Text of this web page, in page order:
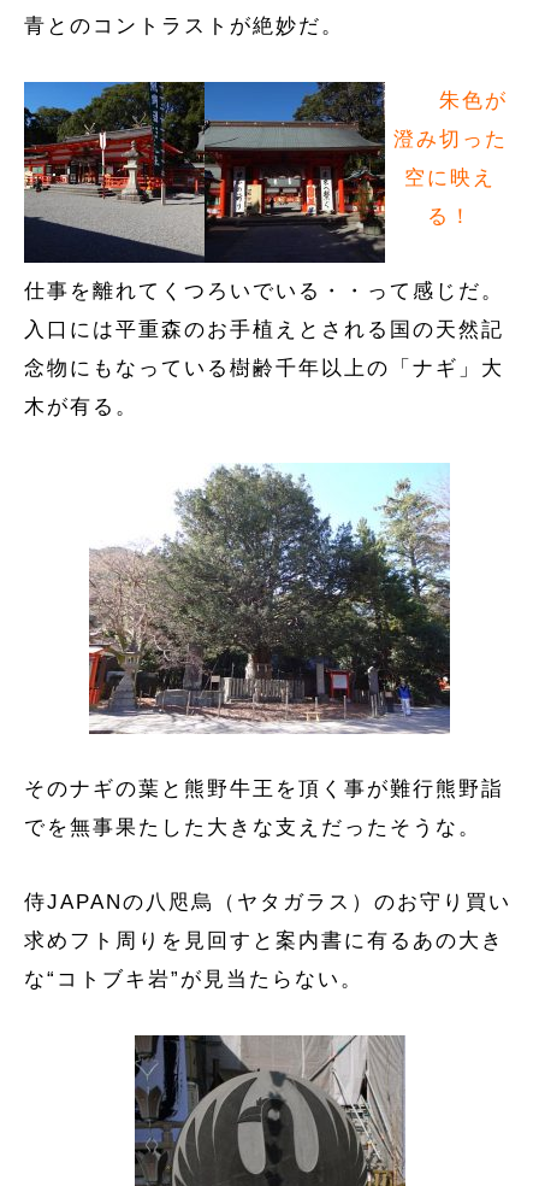
青とのコントラストが絶妙だ。
朱色が
澄み切った
空に映え
る！
仕事を離れてくつろいでいる・・って感じだ。
入口には平重森のお手植えとされる国の天然記
念物にもなっている樹齢千年以上の「ナギ」大
木が有る。
そのナギの葉と熊野牛王を頂く事が難行熊野詣
でを無事果たした大きな支えだったそうな。
侍JAPANの八咫烏（ヤタガラス）のお守り買い
求めフト周りを見回すと案内書に有るあの大き
な“コトブキ岩”が見当たらない。